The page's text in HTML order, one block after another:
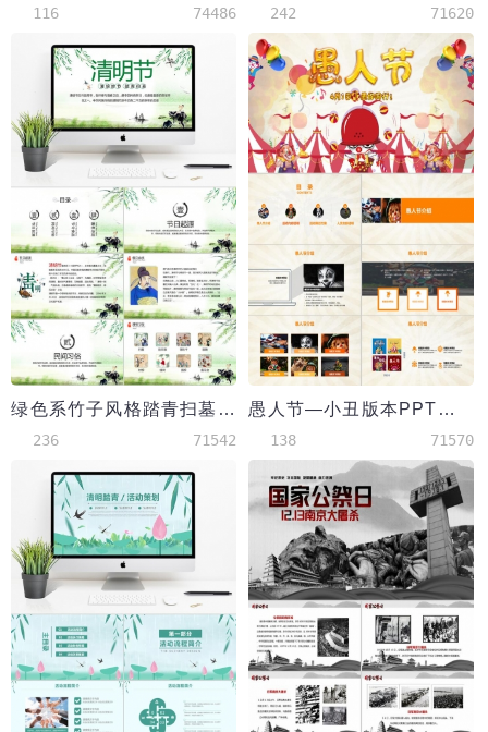
116 74486 242 71620
绿色系竹子风格踏青扫墓清明节ppt模板
236 71542
愚人节—小丑版本PPT模板
138 71570